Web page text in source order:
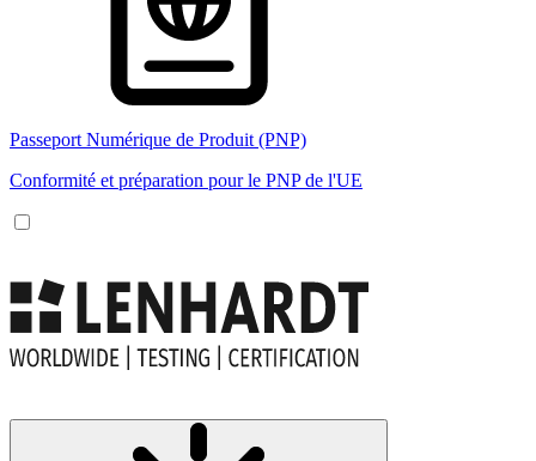
Passeport Numérique de Produit (PNP)
Conformité et préparation pour le PNP de l'UE